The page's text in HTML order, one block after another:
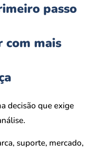
passo
com mais
decisão que exige
suporte, mercado,